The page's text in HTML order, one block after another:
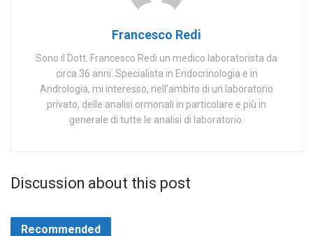
Francesco Redi
Sono il Dott. Francesco Redi un medico laboratorista da
circa 36 anni. Specialista in Endocrinologia e in
Andrologia, mi interesso, nell’ambito di un laboratorio
privato, delle analisi ormonali in particolare e più in
generale di tutte le analisi di laboratorio.
Discussion about this post
Recommended